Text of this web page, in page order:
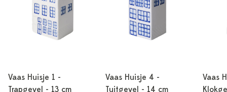
Vaas Huisje 1 -
Trapgevel - 13 cm
Vaas Huisje 4 -
Tuitgevel - 14 cm
Vaas